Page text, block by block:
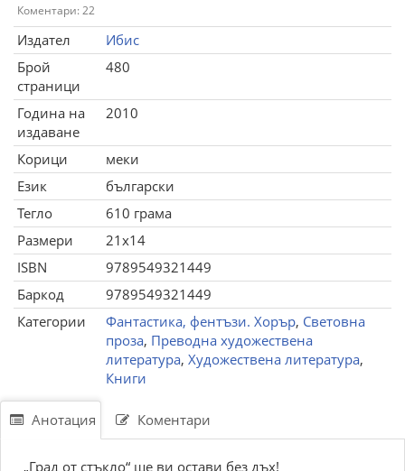
Коментари: 22
Издател
Ибис
Брой
страници
480
Година на
издаване
2010
Корици
меки
Език
български
Тегло
610 грама
Размери
21x14
ISBN
9789549321449
Баркод
9789549321449
Категории
Фантастика, фентъзи. Хорър, Световна
проза, Преводна художествена
литература, Художествена литература,
Книги
Анотация Коментари
„Град от стъкло“ ще ви остави без дъх!